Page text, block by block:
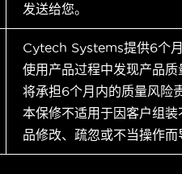
发送给您。
Cytech Systems提供6个
使用产品过程中发现产品
将承担6个月内的质量风险
本保修不适用于因客户组
品修改、疏忽或不当操作而